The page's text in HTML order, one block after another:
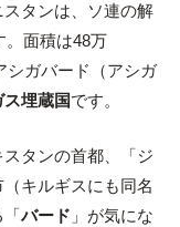
タンは、ソ連の解
。面積は48万
シガバード（アシガ
埋蔵国です。
タンの首都、「ジ
キルギスにも同名
「バード 」が気にな